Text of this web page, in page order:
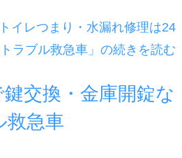
イレつまり・水漏れ修理は24
ラブル救急車」の続きを読む
交換・金庫開錠な
救急車